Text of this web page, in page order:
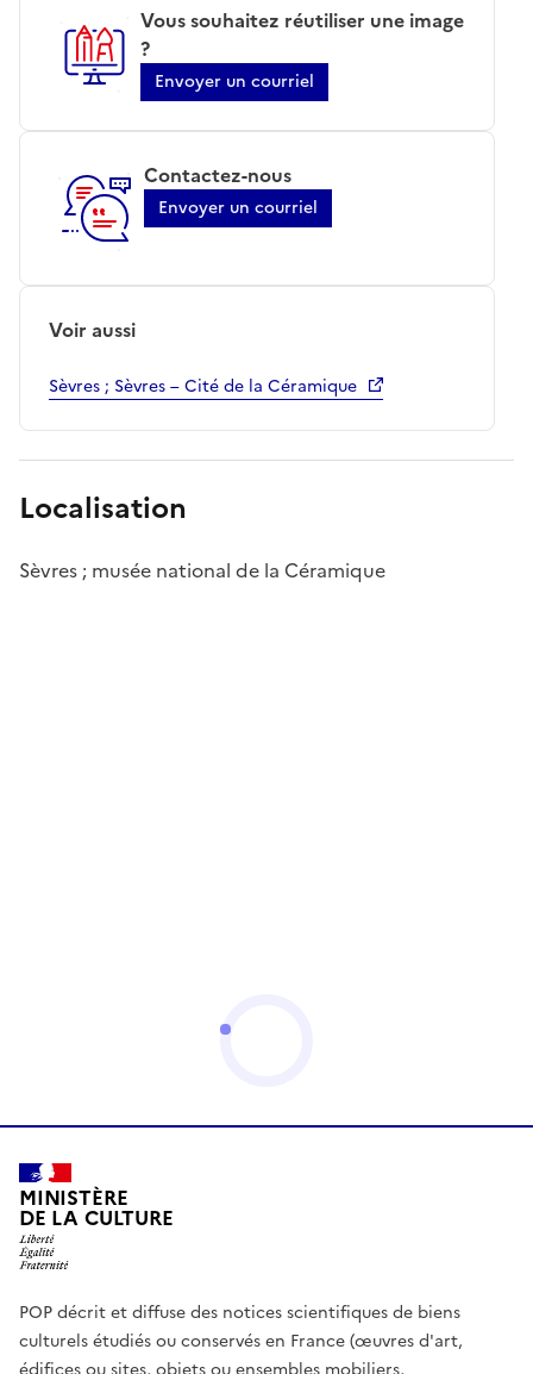
Vous souhaitez réutiliser une image
?
Envoyer un courriel
Contactez-nous
Envoyer un courriel
Voir aussi
Sèvres ; Sèvres – Cité de la Céramique
Localisation
Sèvres ; musée national de la Céramique
MINISTÈRE
DE LA CULTURE
POP décrit et diffuse des notices scientifiques de biens
culturels étudiés ou conservés en France (œuvres d'art,